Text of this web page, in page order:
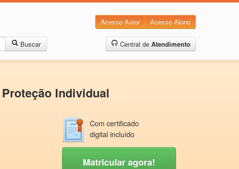
Acesso Autor Acesso Aluno
Buscar Central de Atendimento
Individual
Com certificado
digital incluído
Matricular agora!